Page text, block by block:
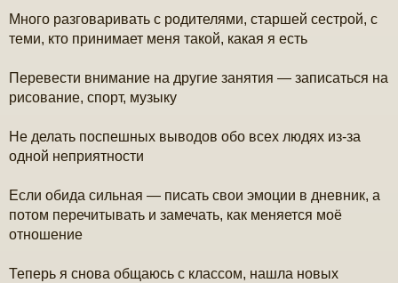
Много разговаривать с родителями, старшей сестрой, с
теми, кто принимает меня такой, какая я есть
Перевести внимание на другие занятия — записаться на
рисование, спорт, музыку
Не делать поспешных выводов обо всех людях из-за
одной неприятности
Если обида сильная — писать свои эмоции в дневник, а
потом перечитывать и замечать, как меняется моё
отношение
Теперь я снова общаюсь с классом, нашла новых